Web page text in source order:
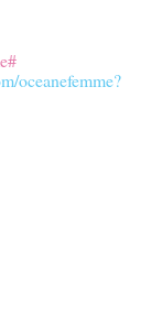
oceanefemme?